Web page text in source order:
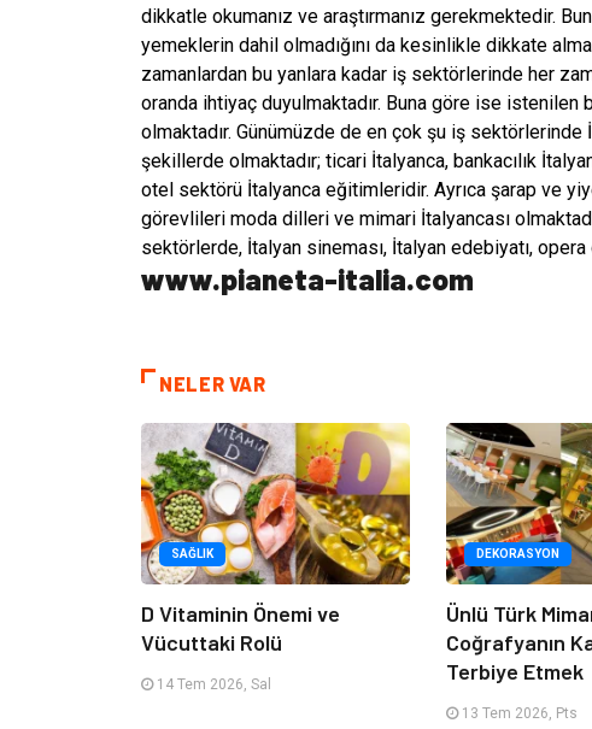
dikkatle okumanız ve araştırmanız gerekmektedir.
yemeklerin dahil olmadığını da kesinlikle dikkate
zamanlardan bu yanlara kadar iş sektörlerinde her
oranda ihtiyaç duyulmaktadır. Buna göre ise
olmaktadır. Günümüzde de en çok şu iş
şekillerde olmaktadır; ticari İtalyanca, bankacılık
otel sektörü İtalyanca eğitimleridir. Ayrıca şarap ve
görevlileri moda dilleri ve mimari İtalyancası
sektörlerde, İtalyan sineması, İtalyan edebiyatı,
www.pianeta-italia.com
NELER VAR
SAĞLIK
D Vitaminin Önemi ve
Vücuttaki Rolü
14 Tem 2026, Sal
DEKORASYON
Ünlü Türk
Coğrafyanın
Terbiye Etmek
13 Tem 2026, Pts